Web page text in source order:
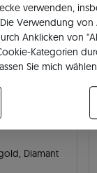
Diamant
verwenden,
Verwendung
Anklicken von
Kategorien
Sie mich